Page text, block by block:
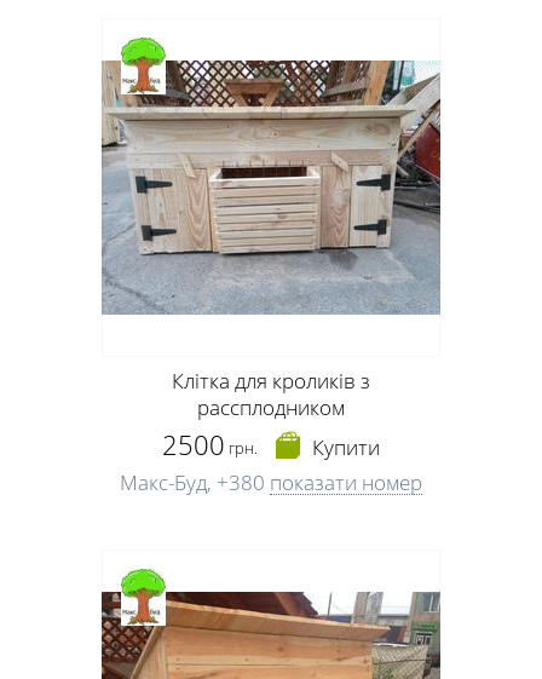
Клітка для кроликів з
рассплодником
2500 грн.
Купити
Макс-Буд, +380 показати номер